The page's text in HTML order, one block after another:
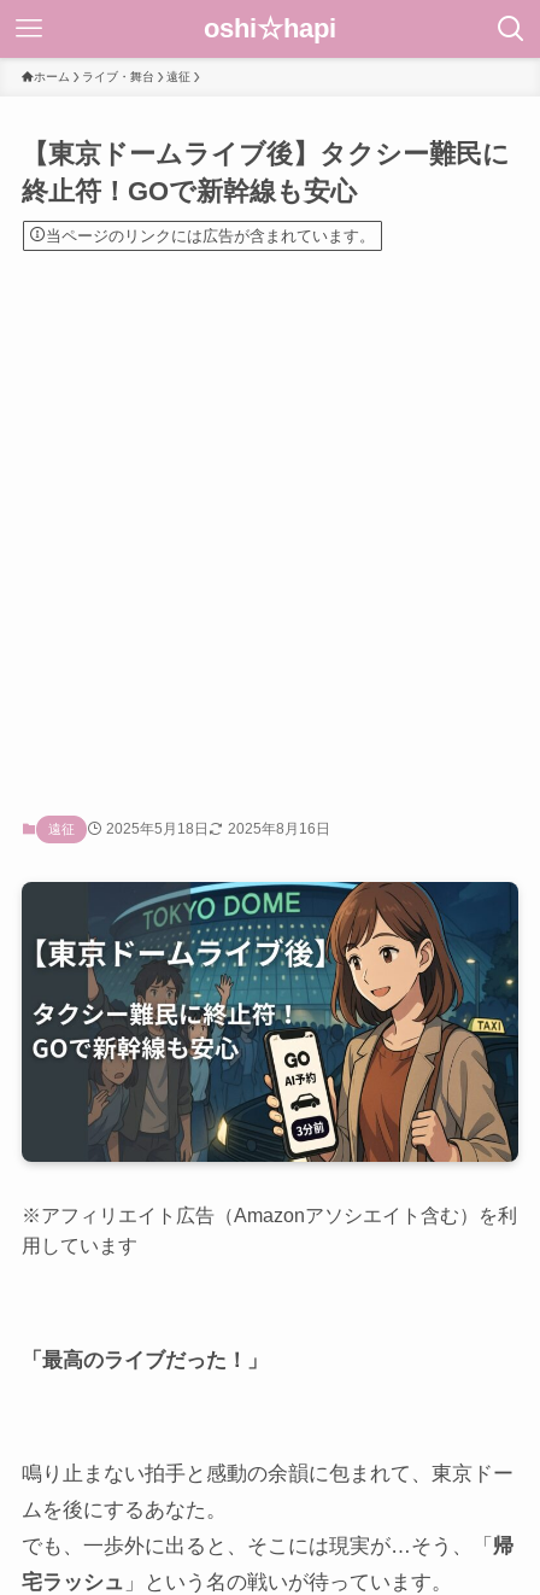
oshi☆hapi
ホーム ライブ・舞台 遠征
【東京ドームライブ後】タクシー難民に
終止符！GOで新幹線も安心
当ページのリンクには広告が含まれています。
遠征 2025年5月18日 2025年8月16日
※アフィリエイト広告（Amazonアソシエイト含む）を利
用しています
「最高のライブだった！」
鳴り止まない拍手と感動の余韻に包まれて、東京ドー
ムを後にするあなた。
でも、一歩外に出ると、そこには現実が…そう、「 帰
宅ラッシュ 」という名の戦いが待っています。